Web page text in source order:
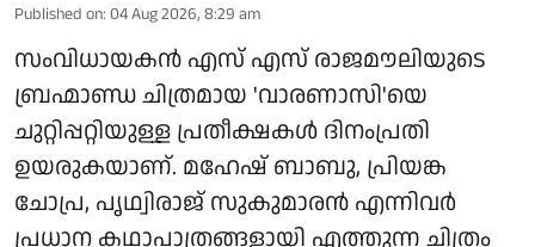
Published on: 04 Aug 2026, 8:29 am
സംവിധായകൻ എസ് എസ് രാജമൗലിയുടെ
ബ്രഹ്മാണ്ഡ ചിത്രമായ 'വാരണാസി'യെ
ചുറ്റിപ്പറ്റിയുള്ള പ്രതീക്ഷകൾ ദിനംപ്രതി
ഉയരുകയാണ്. മഹേഷ് ബാബു, പ്രിയങ്ക
ചോപ്ര, പൃഥ്വിരാജ് സുകുമാരൻ എന്നിവർ
പ്രധാന കഥാപാത്രങ്ങളായി എത്തുന്ന ചിത്രം